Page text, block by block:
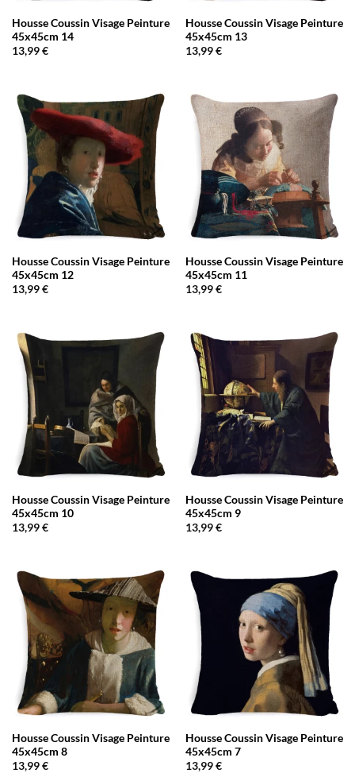
Housse Coussin Visage Peinture
45x45cm 14
13,99€
Housse Coussin Visage Peinture
45x45cm 13
13,99€
Housse Coussin Visage Peinture
45x45cm 12
13,99€
Housse Coussin Visage Peinture
45x45cm 11
13,99€
Housse Coussin Visage Peinture
45x45cm 10
13,99€
Housse Coussin Visage Peinture
45x45cm 9
13,99€
Housse Coussin Visage Peinture
45x45cm 8
13,99€
Housse Coussin Visage Peinture
45x45cm 7
13,99€